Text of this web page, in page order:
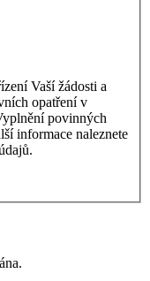
Vaší žádosti a
opatření v
povinných
informace naleznete